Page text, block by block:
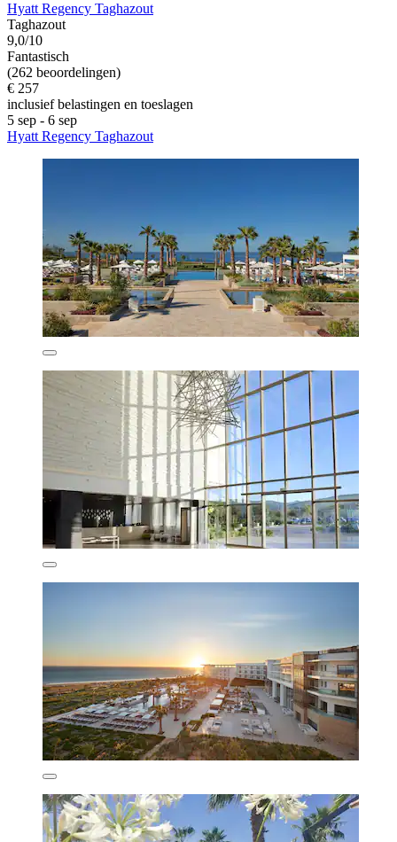
Hyatt Regency Taghazout
Taghazout
9,0/10
Fantastisch
(262 beoordelingen)
€ 257
inclusief belastingen en toeslagen
5 sep - 6 sep
Hyatt Regency Taghazout